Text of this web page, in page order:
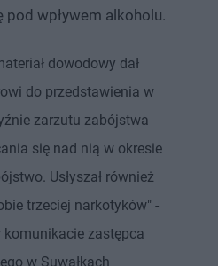
pod wpływem alkoholu.
dowodowy dał
do przedstawienia w
zarzutu zabójstwa
się nad nią w okresie
Usłyszał również
trzeciej narkotyków" -
komunikacie zastępca
w Suwałkach